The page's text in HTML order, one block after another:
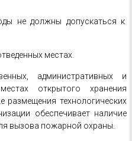
не должны допускаться к
местах.
административных и
открытого хранения
размещения технологических
обеспечивает наличие
вызова пожарной охраны.